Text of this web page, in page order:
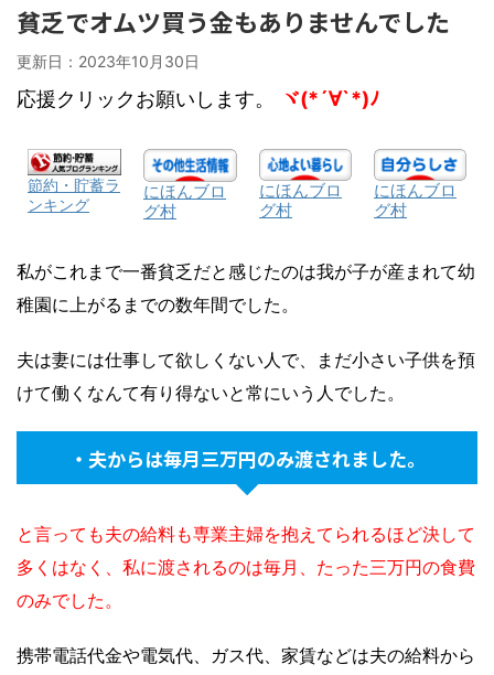
貧乏でオムツ買う金もありませんでした
更新日： 2023年10月30日
応援クリックお願いします。 ヾ(*´∀`*)ﾉ
節約・貯蓄ラ
ンキング
にほんブロ
グ村
にほんブロ
グ村
にほんブロ
グ村
私がこれまで一番貧乏だと感じたのは我が子が産まれて幼
稚園に上がるまでの数年間でした。
夫は妻には仕事して欲しくない人で、まだ小さい子供を預
けて働くなんて有り得ないと常にいう人でした。
・夫からは毎月三万円のみ渡されました。
と言っても夫の給料も専業主婦を抱えてられるほど決して
多くはなく、私に渡されるのは毎月、たった三万円の食費
のみでした。
携帯電話代金や電気代、ガス代、家賃などは夫の給料から